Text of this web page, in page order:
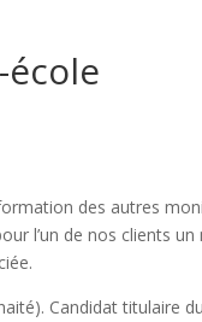
des autres
l’un de nos clients
Candidat titulaire